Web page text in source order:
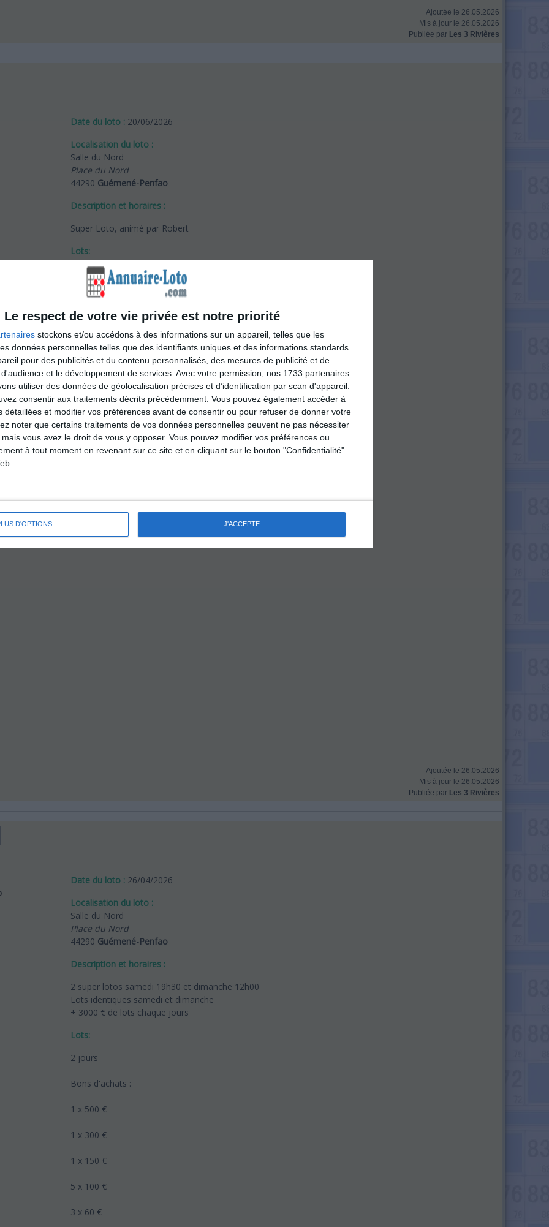
Le respect de votre vie privée est notre priorité
stockons et/ou accédons à des informations sur un appareil, telles que les
données personnelles telles que des identifiants uniques et des informations standards
pour des publicités et du contenu personnalisés, des mesures de publicité et de
et le développement de services. Avec votre permission, nos 1733 partenaires
utiliser des données de géolocalisation précises et d’identification par scan d'appareil.
consentir aux traitements décrits précédemment. Vous pouvez également accéder à
détaillées et modifier vos préférences avant de consentir ou pour refuser de donner votre
noter que certains traitements de vos données personnelles peuvent ne pas nécessiter
vous avez le droit de vous y opposer. Vous pouvez modifier vos préférences ou
à tout moment en revenant sur ce site et en cliquant sur le bouton "Confidentialité"
D'OPTIONS J'ACCEPTE
Ajoutée le 26.05.2026
Mis à jour le 26.05.2026
Publiée par Les 3 Rivières
Date du loto : 20/06/2026
Localisation du loto :
Salle du Nord
Place du Nord
44290 Guémené-Penfao
Description et horaires :
Super Loto, animé par Robert
Lots:
Bons d’achats :
1 x 600€
1 x 300
1 x 150
3 x 60
4 x 50
4 x 40
4 x 30
3 x 20
3 corbeilles garnies
1 corbeille Apéritifs
2 corbeilles Petits-déjeuners
1 corbeille Fruits
euros / 8
Ajoutée le 26.05.2026
Mis à jour le 26.05.2026
Publiée par Les 3 Rivières
Date du loto : 26/04/2026
Localisation du loto :
Salle du Nord
Place du Nord
44290 Guémené-Penfao
Description et horaires :
2 super lotos samedi 19h30 et dimanche 12h00
Lots identiques samedi et dimanche
+ 3000 € de lots chaque jours
Lots:
2 jours
Bons d'achats :
1 x 500 €
1 x 300 €
1 x 150 €
5 x 100 €
3 x 60 €